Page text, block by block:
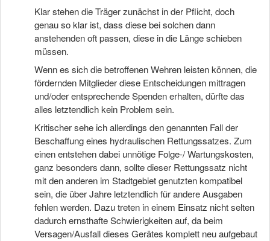
Klar stehen die Träger zunächst in der Pflicht, doch
genau so klar ist, dass diese bei solchen dann
anstehenden oft passen, diese in die Länge schieben
müssen.
Wenn es sich die betroffenen Wehren leisten können, die
fördernden Mitglieder diese Entscheidungen mittragen
und/oder entsprechende Spenden erhalten, dürfte das
alles letztendlich kein Problem sein.
Kritischer sehe ich allerdings den genannten Fall der
Beschaffung eines hydraulischen Rettungssatzes. Zum
einen entstehen dabei unnötige Folge-/ Wartungskosten,
ganz besonders dann, sollte dieser Rettungssatz nicht
mit den anderen im Stadtgebiet genutzten kompatibel
sein, die über Jahre letztendlich für andere Ausgaben
fehlen werden. Dazu treten in einem Einsatz nicht selten
dadurch ernsthafte Schwierigkeiten auf, da beim
Versagen/Ausfall dieses Gerätes komplett neu aufgebaut